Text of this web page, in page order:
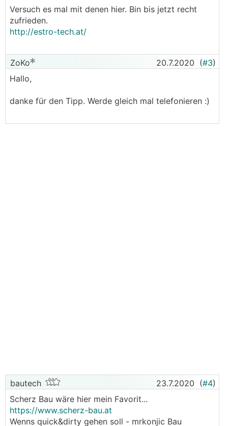
Versuch es mal mit denen hier. Bin bis jetzt recht
zufrieden.
http://estro-tech.at/
ZoKo 20.7.2020 (#3)
Hallo,
danke für den Tipp. Werde gleich mal telefonieren :)
bautech 23.7.2020 (#4)
Scherz Bau wäre hier mein Favorit...
https://www.scherz-bau.at
Wenns quick&dirty gehen soll - mrkonjic Bau